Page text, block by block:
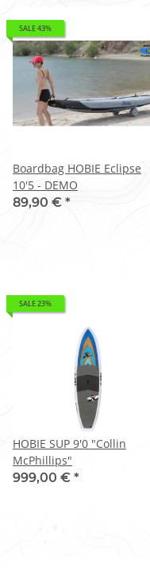
SALE 43%
Boardbag HOBIE Eclipse
10'5 - DEMO
89,90 € *
SALE 23%
HOBIE SUP 9'0 "Collin
McPhillips"
999,00 € *